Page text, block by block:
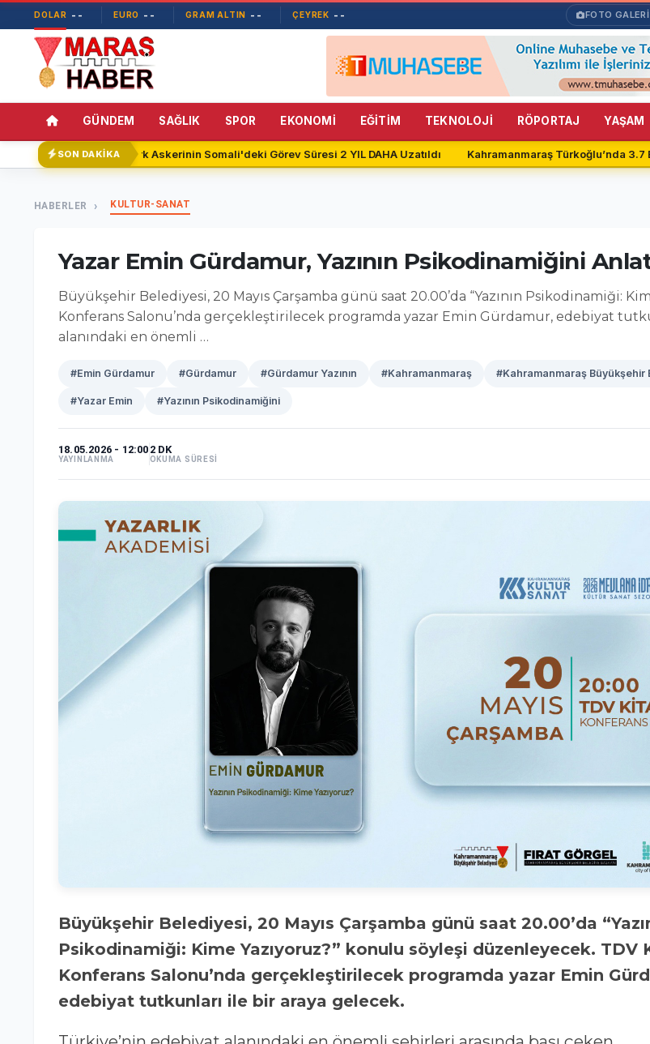
DOLAR -- EURO -- GRAM ALTIN -- ÇEYREK -- FOTO GALERİ
GÜNDEM SAĞLIK SPOR EKONOMİ EĞİTİM TEKNOLOJİ RÖPORTAJ YAŞAM
SON DAKİKATürk Askerinin Somali'deki Görev Süresi 2 YIL DAHA Uzatıldı Kahramanmaraş Türkoğlu’nda 3.7
HABERLER KULTUR-SANAT
Yazar Emin Gürdamur, Yazının Psikodinamiğini
Büyükşehir Belediyesi, 20 Mayıs Çarşamba günü saat 20.00’da “Yazının Psikodinamiği:
Konferans Salonu’nda gerçekleştirilecek programda yazar Emin Gürdamur, edebiyat
alanındaki en önemli …
#Emin Gürdamur #Gürdamur #Gürdamur Yazının #Kahramanmaraş #Kahramanmaraş Büyükşehir
#Yazar Emin #Yazının Psikodinamiğini
18.05.2026 - 12:00
YAYINLANMA
2 DK
OKUMA SÜRESİ
Büyükşehir Belediyesi, 20 Mayıs Çarşamba günü saat 20.00’da “Yazının
Psikodinamiği: Kime Yazıyoruz?” konulu söyleşi düzenleyecek. TDV
Konferans Salonu’nda gerçekleştirilecek programda yazar Emin
edebiyat tutkunları ile bir araya gelecek.